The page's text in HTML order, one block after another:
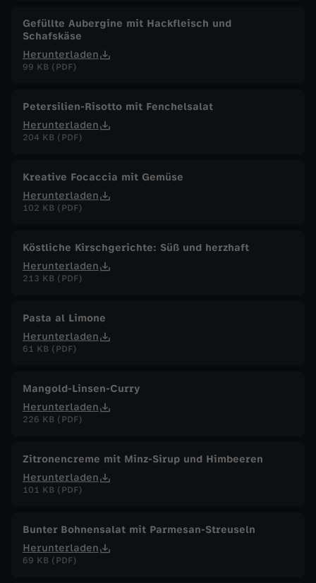
r
g
Gefüllte Aubergine mit Hackfleisch und
Schafskäse
Herunterladen
99 KB (PDF)
Petersilien-Risotto mit Fenchelsalat
Herunterladen
204 KB (PDF)
Kreative Focaccia mit Gemüse
Herunterladen
102 KB (PDF)
Köstliche Kirschgerichte: Süß und herzhaft
Herunterladen
213 KB (PDF)
Pasta al Limone
Herunterladen
61 KB (PDF)
Mangold-Linsen-Curry
Herunterladen
226 KB (PDF)
Zitronencreme mit Minz-Sirup und Himbeeren
Herunterladen
101 KB (PDF)
Bunter Bohnensalat mit Parmesan-Streuseln
Herunterladen
69 KB (PDF)